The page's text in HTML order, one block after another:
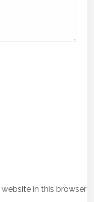
in this browser